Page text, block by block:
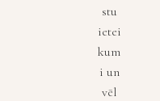
stu
ietei
kum
i un
vēl